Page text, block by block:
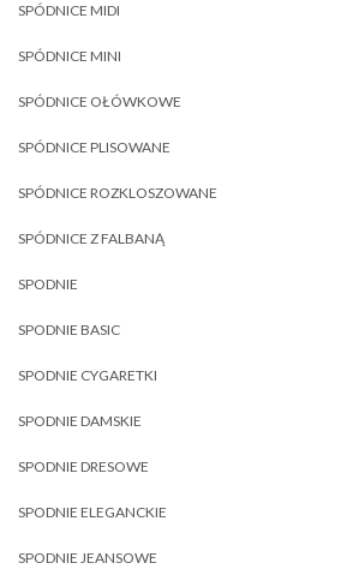
SPÓDNICE MIDI
SPÓDNICE MINI
SPÓDNICE OŁÓWKOWE
SPÓDNICE PLISOWANE
SPÓDNICE ROZKLOSZOWANE
SPÓDNICE Z FALBANĄ
SPODNIE
SPODNIE BASIC
SPODNIE CYGARETKI
SPODNIE DAMSKIE
SPODNIE DRESOWE
SPODNIE ELEGANCKIE
SPODNIE JEANSOWE